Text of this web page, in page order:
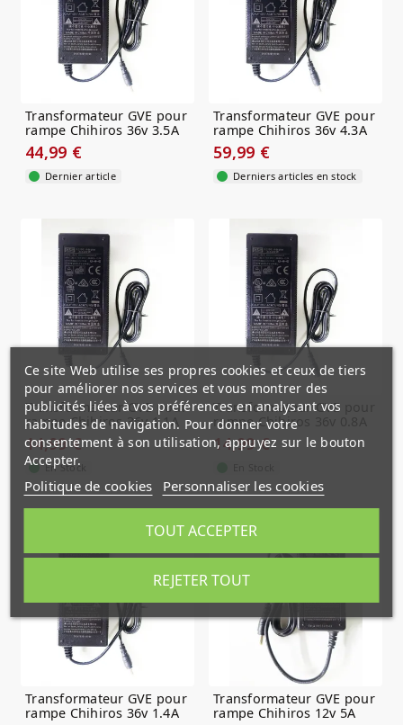
Transformateur GVE pour
rampe Chihiros 36v 3.5A
44,99 €
Dernier article
Transformateur GVE pour
rampe Chihiros 36v 4.3A
59,99 €
Derniers articles en stock
Transformateur GVE pour
rampe Chihiros 36v 1.1A
14,99 €
En Stock
Transformateur GVE pour
rampe Chihiros 36v 0.8A
14,99 €
Transformateur GVE pour
rampe Chihiros 36v 1.4A
Transformateur GVE pour
rampe Chihiros 12v 5A
Ce site Web utilise ses propres cookies et ceux de tiers
pour améliorer nos services et vous montrer des
publicités liées à vos préférences en analysant vos
habitudes de navigation. Pour donner votre
consentement à son utilisation, appuyez sur le bouton
Accepter.
Politique de cookies Personnaliser les cookies
REJETER TOUT
TOUT ACCEPTER